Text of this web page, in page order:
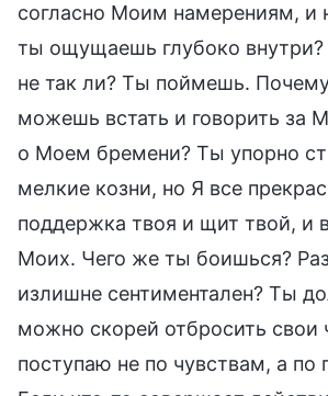
согласно Моим намерениям, и
ты ощущаешь глубоко внутри?
не так ли? Ты поймешь.
можешь встать и говорить за
о Моем бремени? Ты упорно
мелкие козни, но Я все
поддержка твоя и щит твой, и
Моих. Чего же ты боишься?
излишне сентиментален? Ты
можно скорей отбросить свои
поступаю не по чувствам, а по